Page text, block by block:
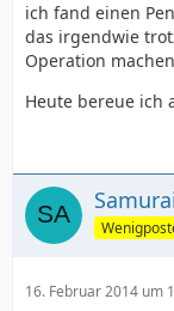
ich fand einen
das irgendwie
Operation
Heute bereue ich
16. Februar 2014 um